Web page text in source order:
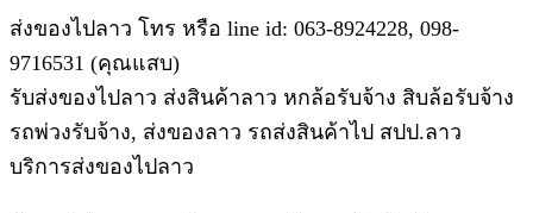
ส่งของไปลาว โทร หรือ line id: 063-8924228, 098-
9716531 (คุณแสบ)
รับส่งของไปลาว ส่งสินค้าลาว หกล้อรับจ้าง สิบล้อรับจ้าง
รถพ่วงรับจ้าง, ส่งของลาว รถส่งสินค้าไป สปป.ลาว
บริการส่งของไปลาว